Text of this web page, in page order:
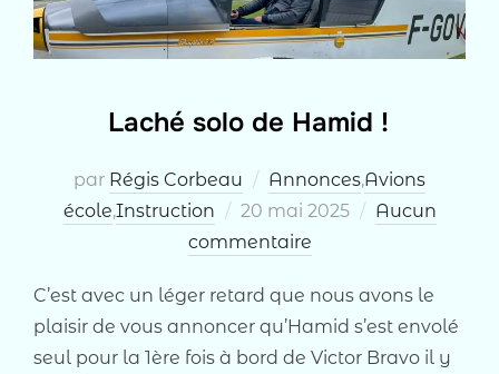
Laché solo de Hamid !
par Régis Corbeau Annonces,Avions
école,Instruction
Publié
le
20 mai 2025
Aucun
commentaire
C’est avec un léger retard que nous avons le
plaisir de vous annoncer qu’Hamid s’est envolé
seul pour la 1ère fois à bord de Victor Bravo il y